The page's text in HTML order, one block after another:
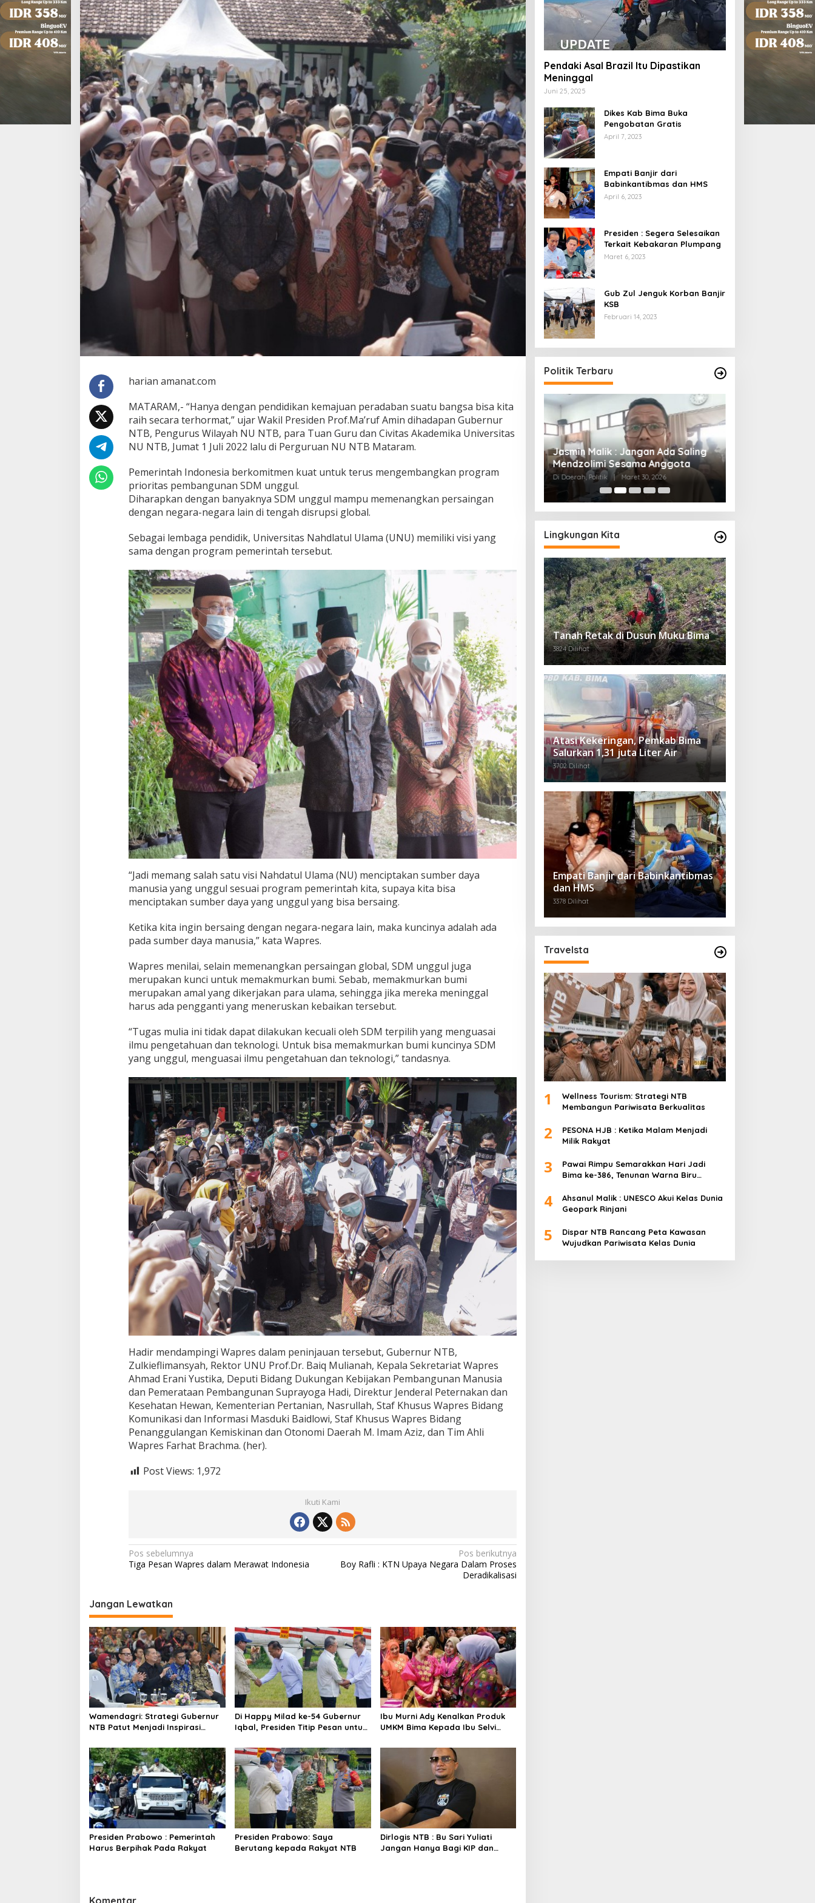
harian amanat.com
MATARAM,- “Hanya dengan pendidikan kemajuan peradaban suatu bangsa bisa kita
raih secara terhormat,” ujar Wakil Presiden Prof.Ma’ruf Amin dihadapan Gubernur
NTB, Pengurus Wilayah NU NTB, para Tuan Guru dan Civitas Akademika Universitas
NU NTB, Jumat 1 Juli 2022 lalu di Perguruan NU NTB Mataram.
Pemerintah Indonesia berkomitmen kuat untuk terus mengembangkan program
prioritas pembangunan SDM unggul.
Diharapkan dengan banyaknya SDM unggul mampu memenangkan persaingan
dengan negara-negara lain di tengah disrupsi global.
Sebagai lembaga pendidik, Universitas Nahdlatul Ulama (UNU) memiliki visi yang
sama dengan program pemerintah tersebut.
“Jadi memang salah satu visi Nahdatul Ulama (NU) menciptakan sumber daya
manusia yang unggul sesuai program pemerintah kita, supaya kita bisa
menciptakan sumber daya yang unggul yang bisa bersaing.
Ketika kita ingin bersaing dengan negara-negara lain, maka kuncinya adalah ada
pada sumber daya manusia,” kata Wapres.
Wapres menilai, selain memenangkan persaingan global, SDM unggul juga
merupakan kunci untuk memakmurkan bumi. Sebab, memakmurkan bumi
merupakan amal yang dikerjakan para ulama, sehingga jika mereka meninggal
harus ada pengganti yang meneruskan kebaikan tersebut.
“Tugas mulia ini tidak dapat dilakukan kecuali oleh SDM terpilih yang menguasai
ilmu pengetahuan dan teknologi. Untuk bisa memakmurkan bumi kuncinya SDM
yang unggul, menguasai ilmu pengetahuan dan teknologi,” tandasnya.
Hadir mendampingi Wapres dalam peninjauan tersebut, Gubernur NTB,
Zulkieflimansyah, Rektor UNU Prof.Dr. Baiq Mulianah, Kepala Sekretariat Wapres
Ahmad Erani Yustika, Deputi Bidang Dukungan Kebijakan Pembangunan Manusia
dan Pemerataan Pembangunan Suprayoga Hadi, Direktur Jenderal Peternakan dan
Kesehatan Hewan, Kementerian Pertanian, Nasrullah, Staf Khusus Wapres Bidang
Komunikasi dan Informasi Masduki Baidlowi, Staf Khusus Wapres Bidang
Penanggulangan Kemiskinan dan Otonomi Daerah M. Imam Aziz, dan Tim Ahli
Wapres Farhat Brachma. (her).
Post Views: 1,972
Ikuti Kami
Navigasi
pos
Pos sebelumnya
Tiga Pesan Wapres dalam Merawat Indonesia
Pos berikutnya
Boy Rafli : KTN Upaya Negara Dalam Proses
Deradikalisasi
Jangan Lewatkan
Wamendagri: Strategi Gubernur
NTB Patut Menjadi Inspirasi
Di Happy Milad ke-54 Gubernur
Iqbal, Presiden Titip Pesan untuk
Ibu Murni Ady Kenalkan Produk
UMKM Bima Kepada Ibu Selvi
Presiden Prabowo : Pemerintah
Harus Berpihak Pada Rakyat
Presiden Prabowo: Saya
Berutang kepada Rakyat NTB
Dirlogis NTB : Bu Sari Yuliati
Jangan Hanya Bagi KIP dan
Pendaki Asal Brazil Itu Dipastikan
Meninggal
Juni 25, 2025
Dikes Kab Bima Buka
Pengobatan Gratis
April 7, 2023
Empati Banjir dari
Babinkantibmas dan HMS
April 6, 2023
Presiden : Segera Selesaikan
Terkait Kebakaran Plumpang
Maret 6, 2023
Gub Zul Jenguk Korban Banjir
KSB
Februari 14, 2023
Politik Terbaru
Gubernur Miq Iqbal Paparkan
Makmur Mendunia saat LKPJ
Di Daerah, Politik | Maret 31, 2026
Jasmin Malik : Jangan Ada Saling
Mendzolimi Sesama Anggota
Di Daerah, Politik | Maret 30, 2026
Lingkungan Kita
Tanah Retak di Dusun Muku Bima
3824 Dilihat
Atasi Kekeringan, Pemkab Bima
Salurkan 1,31 juta Liter Air
3702 Dilihat
Empati Banjir dari Babinkantibmas
dan HMS
3378 Dilihat
Travelsta
1
Wellness Tourism: Strategi NTB
Membangun Pariwisata Berkualitas
2
PESONA HJB : Ketika Malam Menjadi
Milik Rakyat
3
Pawai Rimpu Semarakkan Hari Jadi
Bima ke-386, Tenunan Warna Biru
4
Ahsanul Malik : UNESCO Akui Kelas Dunia
Geopark Rinjani
5
Dispar NTB Rancang Peta Kawasan
Wujudkan Pariwisata Kelas Dunia